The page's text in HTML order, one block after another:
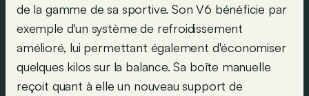
de la gamme de sa sportive. Son V6 bénéficie par
exemple d'un système de refroidissement
amélioré, lui permettant également d'économiser
quelques kilos sur la balance. Sa boîte manuelle
reçoit quant à elle un nouveau support de